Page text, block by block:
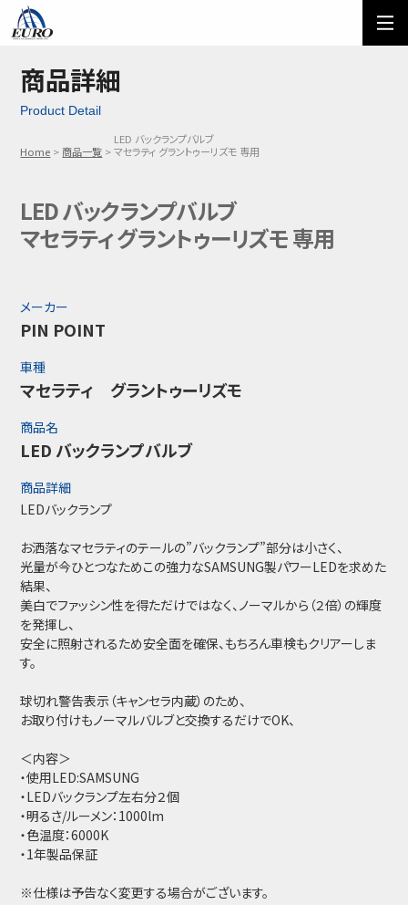
ご利用方法
メール問い合わせ
03-5674-7742
商品詳細
Product Detail
Home 商品一覧
LED バックランプバルブ
マセラティ グラントゥーリズモ 専用
LED バックランプバルブ
マセラティ グラントゥーリズモ 専用
メーカー
PIN POINT
車種
マセラティ グラントゥーリズモ
商品名
LED バックランプバルブ
商品詳細
LEDバックランプ
お洒落なマセラティのテールの”バックランプ”部分は小さく、
光量が今ひとつなためこの強力なSAMSUNG製パワーLEDを求めた
結果、
美白でファッシン性を得ただけではなく、ノーマルから（２倍）の輝度
を発揮し、
安全に照射されるため安全面を確保、もちろん車検もクリアーしま
す。
球切れ警告表示（キャンセラ内蔵）のため、
お取り付けもノーマルバルブと交換するだけでOK、
＜内容＞
・使用LED:SAMSUNG
・LEDバックランプ左右分２個
・明るさ/ルーメン：1000lm
・色温度：6000K
・1年製品保証
※仕様は予告なく変更する場合がございます。